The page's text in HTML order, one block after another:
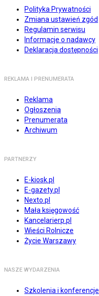
Polityka Prywatności
Zmiana ustawień zgód
Regulamin serwisu
Informacje o nadawcy
Deklaracja dostępności
REKLAMA I PRENUMERATA
Reklama
Ogłoszenia
Prenumerata
Archiwum
PARTNERZY
E-kiosk.pl
E-gazety.pl
Nexto.pl
Mała księgowość
Kancelarierp.pl
Wieści Rolnicze
Życie Warszawy
NASZE WYDARZENIA
Szkolenia i konferencje